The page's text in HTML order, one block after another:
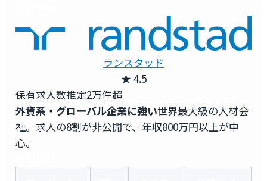
ランスタッド
★ 4.5
保有求人数推定2万件超
外資系・グローバル企業に強い世界最大級の人材会
社。求人の8割が非公開で、年収800万円以上が中
心。